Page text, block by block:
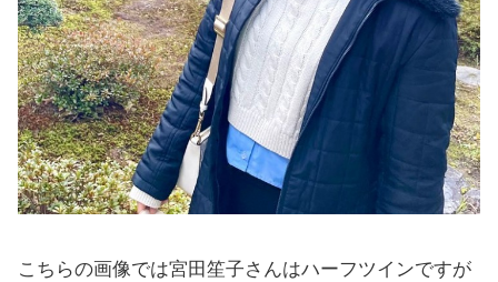
こちらの画像では宮田笙子さんはハーフツインですが